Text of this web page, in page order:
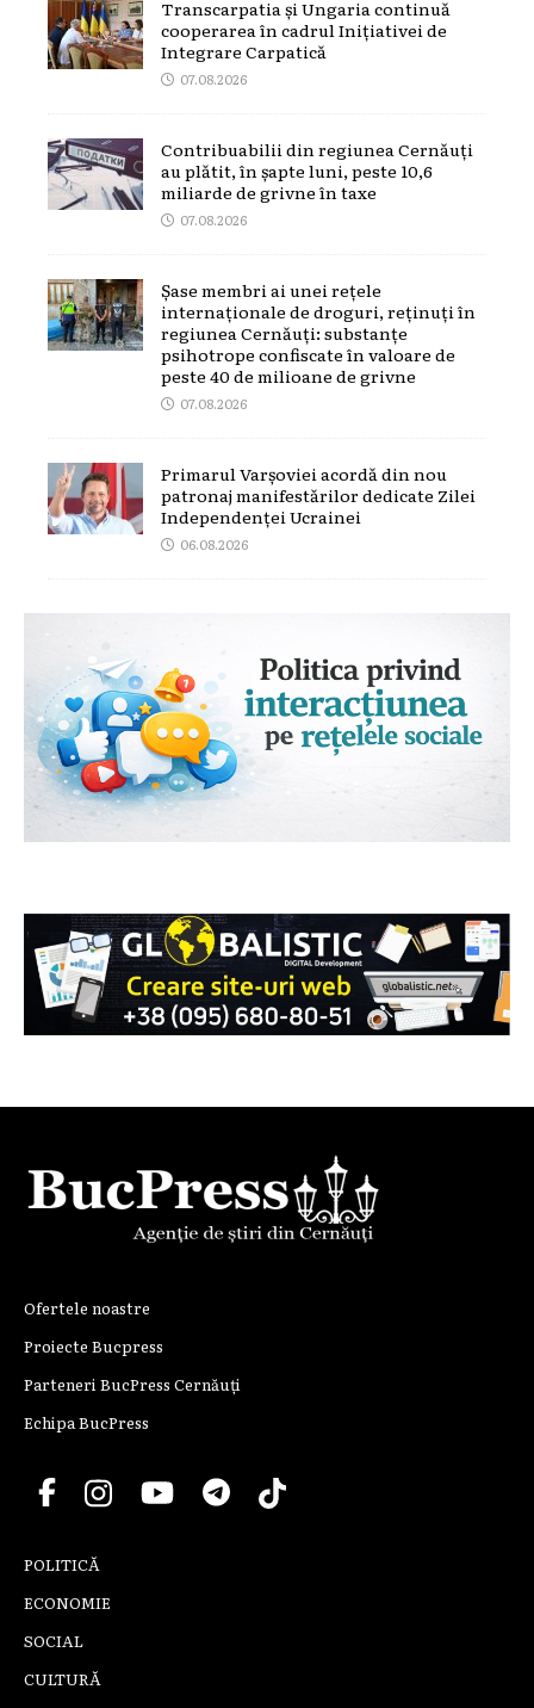
Transcarpatia și Ungaria continuă
cooperarea în cadrul Inițiativei de
Integrare Carpatică
07.08.2026
Contribuabilii din regiunea Cernăuți
au plătit, în șapte luni, peste 10,6
miliarde de grivne în taxe
07.08.2026
Șase membri ai unei rețele
internaționale de droguri, reținuți în
regiunea Cernăuți: substanțe
psihotrope confiscate în valoare de
peste 40 de milioane de grivne
07.08.2026
Primarul Varșoviei acordă din nou
patronaj manifestărilor dedicate Zilei
Independenței Ucrainei
06.08.2026
Ofertele noastre
Proiecte Bucpress
Parteneri BucPress Cernăuți
Echipa BucPress
POLITICĂ
ECONOMIE
SOCIAL
CULTURĂ